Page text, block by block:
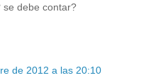
se debe contar?
de 2012 a las 20:10